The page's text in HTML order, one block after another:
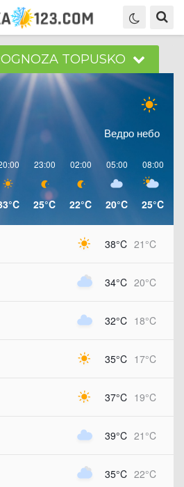
TOPUSKO
Ведро небо
23:00
25°C
02:00
22°C
05:00
20°C
08:00
25°C
38°C 21°C
34°C 20°C
32°C 18°C
35°C 17°C
37°C 19°C
39°C 21°C
35°C 22°C